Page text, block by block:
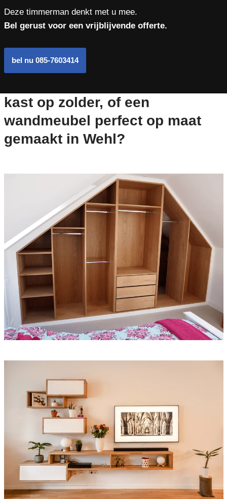
Deze timmerman denkt met u mee.
Bel gerust voor een vrijblijvende offerte.
bel nu 085-7603414
kast op zolder, of een
wandmeubel perfect op maat
gemaakt in Wehl?